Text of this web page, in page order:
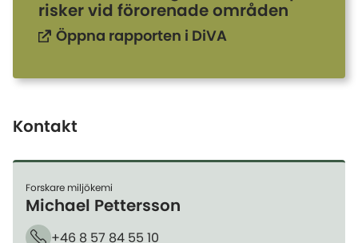
risker vid förorenade områden
Öppna rapporten i DiVA
Kontakt
Forskare miljökemi
Michael Pettersson
+46 8 57 84 55 10